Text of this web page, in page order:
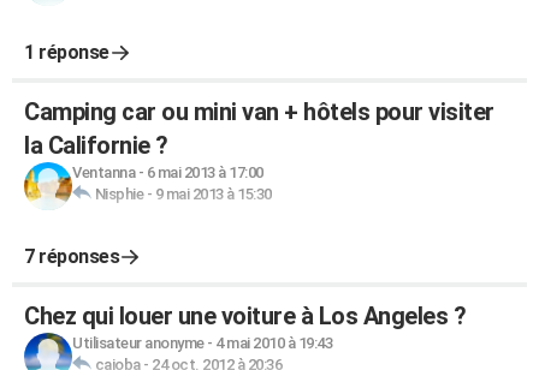
1 réponse
Camping car ou mini van + hôtels pour visiter
la Californie ?
Ventanna- 6 mai 2013 à 17:00
Nisphie- 9 mai 2013 à 15:30
7 réponses
Chez qui louer une voiture à Los Angeles ?
Utilisateur anonyme- 4 mai 2010 à 19:43
cajoba- 24 oct. 2012 à 20:36